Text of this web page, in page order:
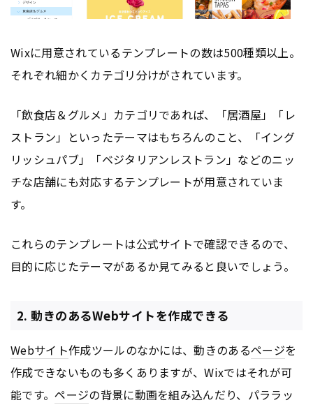
Wixに用意されているテンプレートの数は500種類以上。
それぞれ細かくカテゴリ分けがされています。
「飲食店＆グルメ」カテゴリであれば、「居酒屋」「レ
ストラン」といったテーマはもちろんのこと、「イング
リッシュパブ」「ベジタリアンレストラン」などのニッ
チな店舗にも対応するテンプレートが用意されていま
す。
これらのテンプレートは公式サイトで確認できるので、
目的に応じたテーマがあるか見てみると良いでしょう。
2. 動きのあるWebサイトを作成できる
Webサイト作成ツールのなかには、動きのあるページを
作成できないものも多くありますが、Wixではそれが可
能です。ページの背景に動画を組み込んだり、パララッ